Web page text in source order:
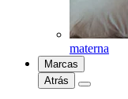
materna
Marcas
Atrás